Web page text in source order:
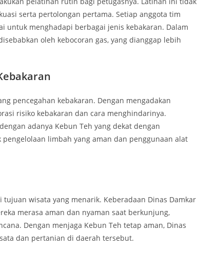
serta pertolongan pertama. Setiap anggota tim
untuk menghadapi berbagai jenis kebakaran. Dalam
oleh kebocoran gas, yang dianggap lebih
pencegahan kebakaran. Dengan mengadakan
risiko kebakaran dan cara menghindarinya.
adanya Kebun Teh yang dekat dengan
limbah yang aman dan penggunaan alat
wisata yang menarik. Keberadaan Dinas Damkar
merasa aman dan nyaman saat berkunjung,
Dengan menjaga Kebun Teh tetap aman, Dinas
dan pertanian di daerah tersebut.